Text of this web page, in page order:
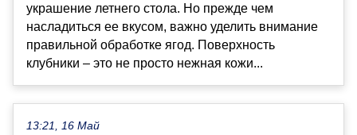
украшение летнего стола. Но прежде чем
насладиться ее вкусом, важно уделить внимание
правильной обработке ягод. Поверхность
клубники – это не просто нежная кожи...
13:21, 16 Май